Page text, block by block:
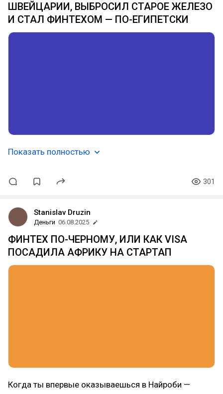
ШВЕЙЦАРИИ, ВЫБРОСИЛ СТАРОЕ ЖЕЛЕЗО
И СТАЛ ФИНТЕХОМ — ПО-ЕГИПЕТСКИ
Показать полностью
301
Stanislav Druzin
Деньги 06.08.2025
ФИНТЕХ ПО-ЧЕРНОМУ, ИЛИ КАК VISA
ПОСАДИЛА АФРИКУ НА СТАРТАП
Когда ты впервые оказываешься в Найроби —